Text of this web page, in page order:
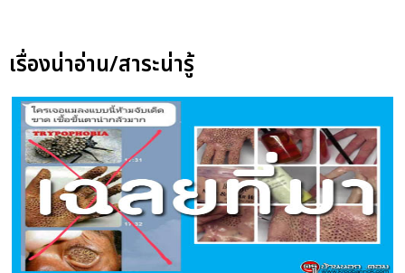
เรื่องน่าอ่าน/สาระน่ารู้